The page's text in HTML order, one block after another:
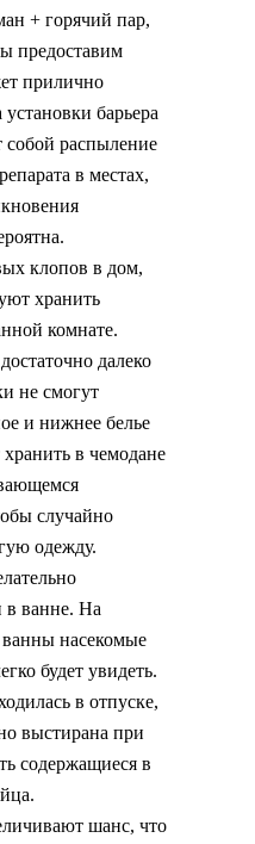
+ горячий пар,
предоставим
прилично
барьера
собой распыление
в местах,
клопов в дом,
хранить
комнате.
далеко
не смогут
и нижнее белье
в чемодане
случайно
одежду.
в ванне. На
ванны насекомые
будет увидеть.
в отпуске,
выстирана при
содержащиеся в
шанс, что